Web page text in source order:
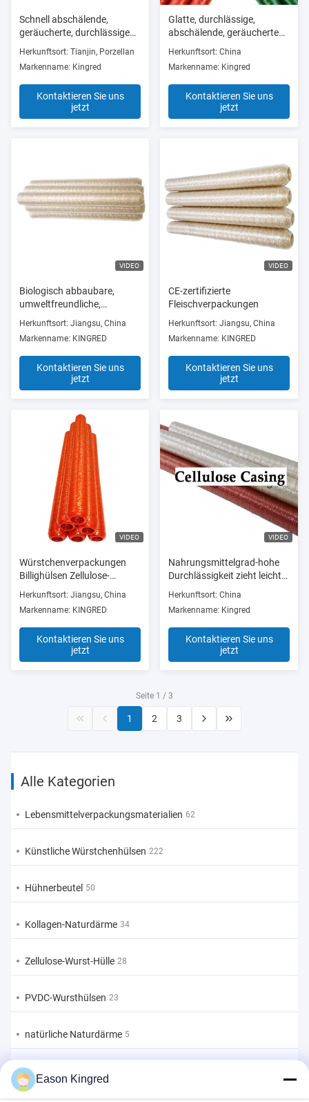
Schnell abschälende,
geräucherte, durchlässige
Zellulose-Wurstgehäuse für
Hotdogs
Herkunftsort: Tianjin, Porzellan
Markenname: Kingred
Kontaktieren Sie uns
jetzt
Glatte, durchlässige,
abschälende, geräucherte
Zellulosehülsen für frische
Wurst
Herkunftsort: China
Markenname: Kingred
Kontaktieren Sie uns
jetzt
VIDEO
Biologisch abbaubare,
umweltfreundliche,
abschälbare Zellulosehülle
für Wiener Wurst
Herkunftsort: Jiangsu, China
Markenname: KINGRED
Kontaktieren Sie uns
jetzt
VIDEO
CE-zertifizierte
Fleischverpackungen
Herkunftsort: Jiangsu, China
Markenname: KINGRED
Kontaktieren Sie uns
jetzt
VIDEO
Würstchenverpackungen
Billighülsen Zellulose-
Nahrungsmittelhülsen OEM
Herkunftsort: Jiangsu, China
Markenname: KINGRED
Kontaktieren Sie uns
jetzt
VIDEO
Nahrungsmittelgrad-hohe
Durchlässigkeit zieht leicht
weg ZelluloseNaturdärmen
Herkunftsort: China
Markenname: Kingred
Kontaktieren Sie uns
jetzt
Seite 1 / 3
1 2 3
Alle Kategorien
Lebensmittelverpackungsmaterialien 62
Künstliche Würstchenhülsen 222
Hühnerbeutel 50
Kollagen-Naturdärme 34
Zellulose-Wurst-Hülle 28
PVDC-Wursthülsen 23
natürliche Naturdärme 5
Beutel für Lebensmittelverpackungen
Eason Kingred